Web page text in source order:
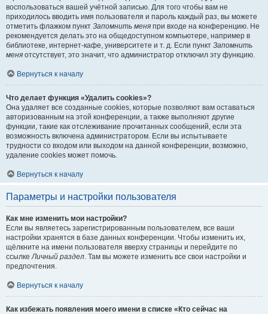
воспользоваться вашей учётной записью. Для того чтобы вам не
приходилось вводить имя пользователя и пароль каждый раз, вы можете
отметить флажком пункт Запомнить меня при входе на конференцию. Не
рекомендуется делать это на общедоступном компьютере, например в
библиотеке, интернет-кафе, университете и т. д. Если пункт Запомнить
меня отсутствует, это значит, что администратор отключил эту функцию.
Вернуться к началу
Что делает функция «Удалить cookies»?
Она удаляет все созданные cookies, которые позволяют вам оставаться
авторизованным на этой конференции, а также выполняют другие
функции, такие как отслеживание прочитанных сообщений, если эта
возможность включена администратором. Если вы испытываете
трудности со входом или выходом на данной конференции, возможно,
удаление cookies может помочь.
Вернуться к началу
Параметры и настройки пользователя
Как мне изменить мои настройки?
Если вы являетесь зарегистрированным пользователем, все ваши
настройки хранятся в базе данных конференции. Чтобы изменить их,
щёлкните на имени пользователя вверху страницы и перейдите по
ссылкеЛичный раздел. Там вы можете изменить все свои настройки и
предпочтения.
Вернуться к началу
Как избежать появления моего имени в списке «Кто сейчас на